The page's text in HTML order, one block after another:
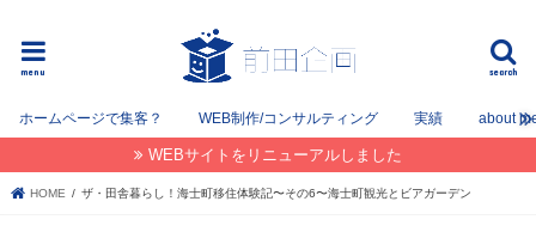
search
menu
ホームページで集客？ WEB制作/コンサルティング 実績 about
WEBサイトをリニューアルしました
HOME ザ・田舎暮らし！海士町移住体験記〜その6〜海士町観光とビアガーデン